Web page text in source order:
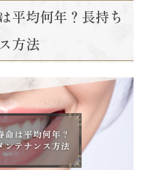
平均何年？長持ち
方法